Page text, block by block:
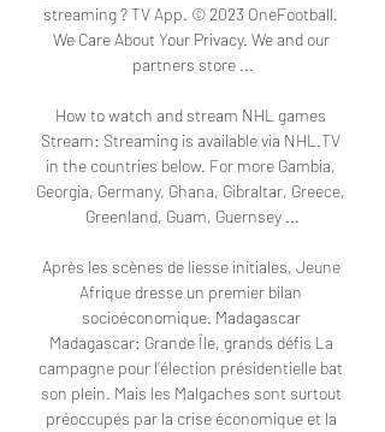
streaming ? TV App. © 2023 OneFootball.
We Care About Your Privacy. We and our
partners store ...
How to watch and stream NHL games
Stream: Streaming is available via NHL.TV
in the countries below. For more Gambia,
Georgia, Germany, Ghana, Gibraltar, Greece,
Greenland, Guam, Guernsey ...
Après les scènes de liesse initiales, Jeune
Afrique dresse un premier bilan
socioéconomique. Madagascar
Madagascar: Grande Île, grands défis La
campagne pour l’élection présidentielle bat
son plein. Mais les Malgaches sont surtout
préoccupés par la crise économique et la